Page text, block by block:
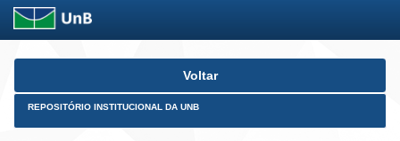
Skip
Voltar
REPOSITÓRIO INSTITUCIONAL DA UNB